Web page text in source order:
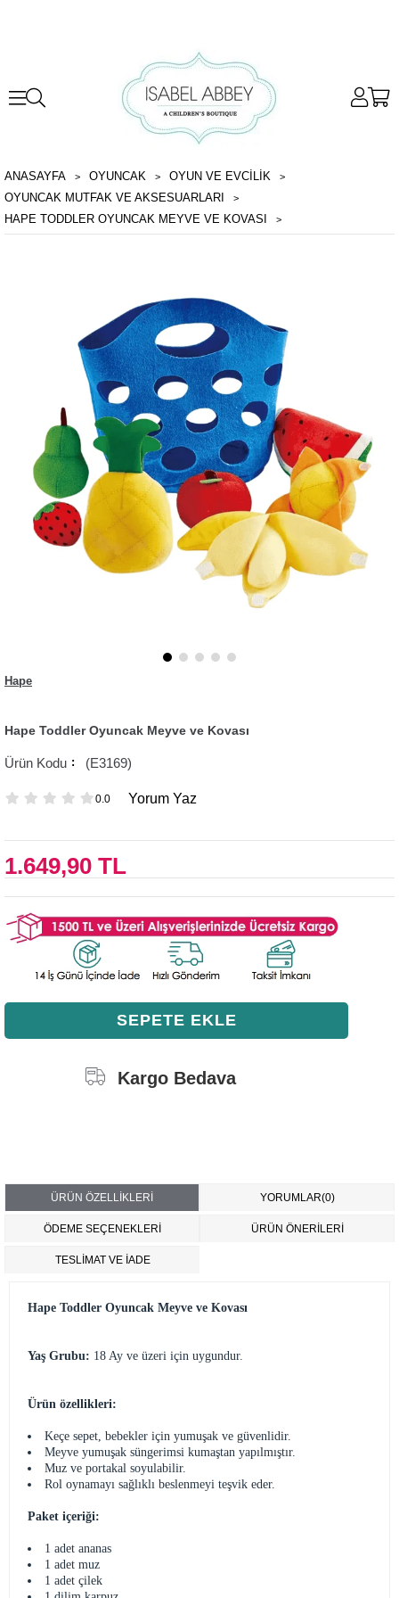
ANASAYFA OYUNCAK
OYUN VE EVCILIK
OYUNCAK MUTFAK VE AKSESUARLARI
HAPE TODDLER OYUNCAK MEYVE VE KOVASI
Hape
Hape Toddler Oyuncak Meyve ve Kovası
(E3169)
0.0 Yorum Yaz
1.649,90 TL
Kargo Bedava
ÜRÜN ÖZELLIKLERI YORUMLAR(0)
ÖDEME SEÇENEKLERI ÜRÜN ÖNERILERI
TESLİMAT VE İADE
Hape Toddler Oyuncak Meyve ve Kovası
Yaş Grubu: 18 Ay ve üzeri için uygundur.
Ürün özellikleri:
Keçe sepet, bebekler için yumuşak ve güvenlidir.
Meyve yumuşak süngerimsi kumaştan yapılmıştır.
Muz ve portakal soyulabilir.
Rol oynamayı sağlıklı beslenmeyi teşvik eder.
Paket içeriği:
1 adet ananas
1 adet muz
1 adet çilek